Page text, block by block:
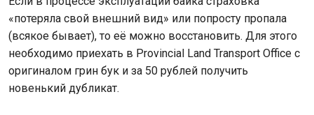
«потеряла свой внешний вид» или попросту пропала
(всякое бывает), то её можно восстановить. Для этого
необходимо приехать в Provincial Land Transport Office с
оригиналом грин бук и за 50 рублей получить
новенький дубликат.